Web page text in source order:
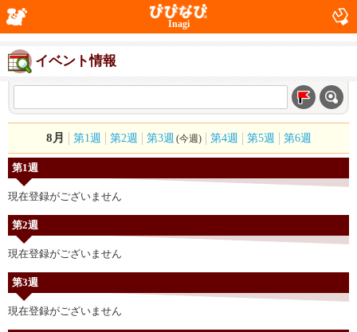
Inagi
イベント情報
8月 第1週 第2週 第3週 (今週) 第4週 第5週 第6週
第1週
現在登録がございません
第2週
現在登録がございません
第3週
現在登録がございません